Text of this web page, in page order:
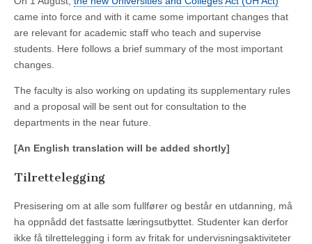
came into force and with it came some important changes that
are relevant for academic staff who teach and supervise
students. Here follows a brief summary of the most important
changes.
The faculty is also working on updating its supplementary rules
and a proposal will be sent out for consultation to the
departments in the near future.
[An English translation will be added shortly]
Tilrettelegging
Presisering om at alle som fullfører og består en utdanning, må
ha oppnådd det fastsatte læringsutbyttet. Studenter kan derfor
ikke få tilrettelegging i form av fritak for undervisningsaktiviteter